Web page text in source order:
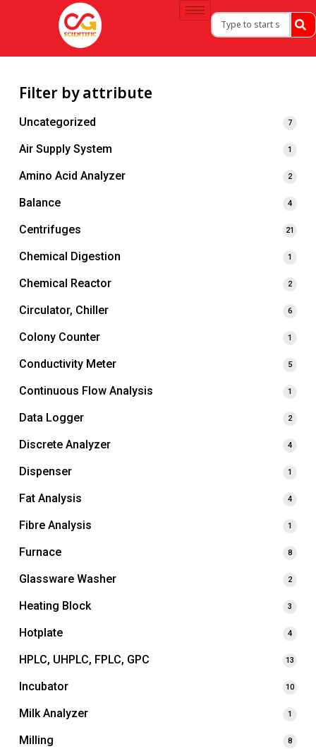
Filter by attribute
Uncategorized 7
Air Supply System 1
Amino Acid Analyzer 2
Balance 4
Centrifuges 21
Chemical Digestion 1
Chemical Reactor 2
Circulator, Chiller 6
Colony Counter 1
Conductivity Meter 5
Continuous Flow Analysis 1
Data Logger 2
Discrete Analyzer 4
Dispenser 1
Fat Analysis 4
Fibre Analysis 1
Furnace 8
Glassware Washer 2
Heating Block 3
Hotplate 4
HPLC, UHPLC, FPLC, GPC 13
Incubator 10
Milk Analyzer 1
Milling 8